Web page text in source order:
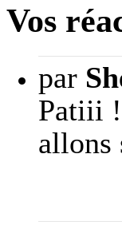
Vos
par
Patiii
allons